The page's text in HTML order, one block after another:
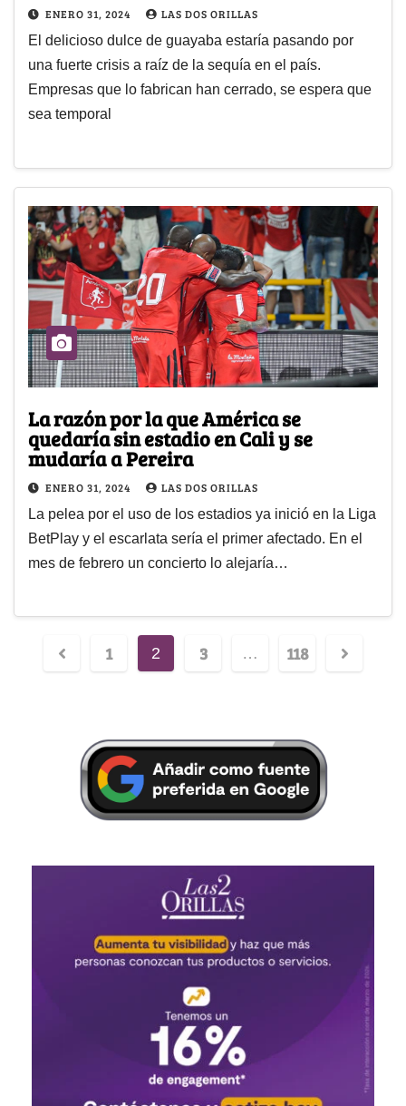
ENERO 31, 2024 LAS DOS ORILLAS
El delicioso dulce de guayaba estaría pasando por
una fuerte crisis a raíz de la sequía en el país.
Empresas que lo fabrican han cerrado, se espera que
sea temporal
La razón por la que América se
quedaría sin estadio en Cali y se
mudaría a Pereira
ENERO 31, 2024 LAS DOS ORILLAS
La pelea por el uso de los estadios ya inició en la Liga
BetPlay y el escarlata sería el primer afectado. En el
mes de febrero un concierto lo alejaría…
1 2 3 … 118